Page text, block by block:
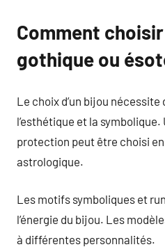
Comment
gothique ou
Le choix d’un bijou
l’esthétique et la
protection peut être choisi
astrologique.
Les motifs symboliques et
l’énergie du bijou. Les
à différentes personnalités.